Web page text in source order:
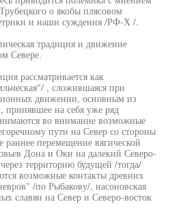
о якобы плясовом
и наши суждения /РФ-Х /.
традиция и движение
Севере.
рассматривается как
, сложившаяся при
движении, основным из
принявшее на себя уже ряд
во внимание возможные
пути на Север со стороны
раннее перемещение вягической
Дона и Оки на далекий Северо-
территорию будущей /тогда/
возможные контакты древних
/по Рыбакову/, насоновская
славян на Север и Северо-восток